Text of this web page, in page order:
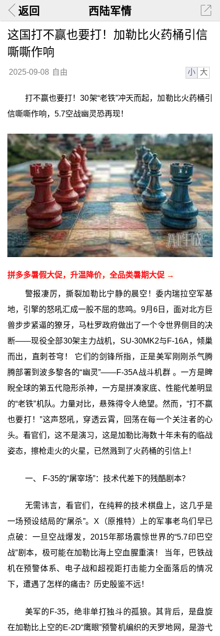
返回 西陆军情
这国打不赢也要打！加勒比火药桶引信
嘶嘶作响
2025-09-08 自由 小 大
打不赢也要打！30架“老铁”冲天而起，加勒比火药桶引
信嘶嘶作响，5.7空战幽灵恐再现！
拼多多暑假大促，升温降价，全品类暑期大促 →
警报凄厉，撕裂加勒比宁静的晨空！委内瑞拉空军基
地，引擎的怒吼汇成一股不屈的悲鸣。9月6日，面对北方巨
兽步步紧逼的獠牙，马杜罗政府做出了一个令世界侧目的决
断——现役全部30架主力战机，SU-30MK2与F-16A，倾巢
而出，直刺苍穹！ 它们的剑锋所指，正是美军刚刚杀气腾
腾部署到波多黎各的“幽灵”——F-35A战斗机群 。一方是睥
睨全球的第五代隐形杀神，一方是拼凑家底、性能代差明显
的“老铁”机队。力量对比，悬殊得令人绝望。然而，“打不赢
也要打！”这声怒吼，穿透云霄，回荡在每一个关注者的心
头。看官们，这不是演习，这是加勒比海数十年未有的临战
姿态，擦枪走火的火星，已然溅到了火药桶的引信上！
一、 F-35的“屠宰场”：技术代差下的残酷剧本？
无需讳言，看官们，在纯粹的技术棋盘上，这几乎是
一场预设结局的“屠杀”。X（原推特）上的军事老鸟们早已
点破：一旦空战爆发，2015年那场震惊世界的“5.7印巴空
战”剧本，极可能在加勒比海上空血腥重演！ 当年，巴铁战
机在预警体系、电子战和超视距打击能力全面落后的情况
下，遭遇了怎样的痛击？历史殷鉴不远！
美军的F-35，绝非单打独斗的孤狼。其背后，是盘旋
在加勒比上空的E-2D“鹰眼”预警机编织的天罗地网，是游弋